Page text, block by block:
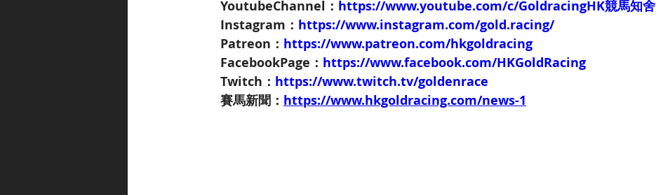
YoutubeChannel： https://www.youtube.com/c/GoldracingHK競馬知舍
Instagram： https://www.instagram.com/gold.racing/
Patreon： https://www.patreon.com/hkgoldracing
FacebookPage： https://www.facebook.com/HKGoldRacing
Twitch： https://www.twitch.tv/goldenrace
賽馬新聞： https://www.hkgoldracing.com/news-1